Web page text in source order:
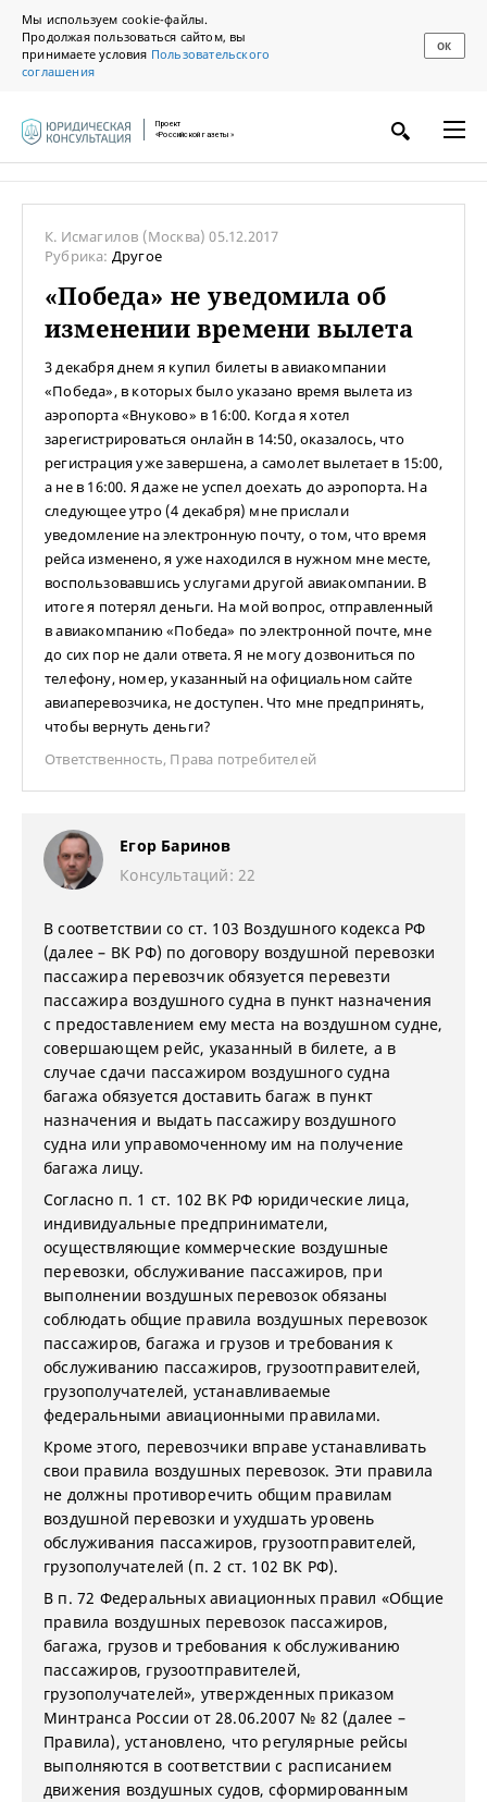
Мы используем cookie-файлы.
Продолжая пользоваться сайтом, вы
принимаете условия Пользовательского
соглашения
ОК
Проект
«Российской газеты»
К. Исмагилов (Москва)05.12.2017
Рубрика: Другое
«Победа» не уведомила об
изменении времени вылета
3 декабря днем я купил билеты в авиакомпании
«Победа», в которых было указано время вылета из
аэропорта «Внуково» в 16:00. Когда я хотел
зарегистрироваться онлайн в 14:50, оказалось, что
регистрация уже завершена, а самолет вылетает в 15:00,
а не в 16:00. Я даже не успел доехать до аэропорта. На
следующее утро (4 декабря) мне прислали
уведомление на электронную почту, о том, что время
рейса изменено, я уже находился в нужном мне месте,
воспользовавшись услугами другой авиакомпании. В
итоге я потерял деньги. На мой вопрос, отправленный
в авиакомпанию «Победа» по электронной почте, мне
до сих пор не дали ответа. Я не могу дозвониться по
телефону, номер, указанный на официальном сайте
авиаперевозчика, не доступен. Что мне предпринять,
чтобы вернуть деньги?
Ответственность, Права потребителей
Егор Баринов
Консультаций: 22
В соответствии со ст. 103 Воздушного кодекса РФ
(далее – ВК РФ) по договору воздушной перевозки
пассажира перевозчик обязуется перевезти
пассажира воздушного судна в пункт назначения
с предоставлением ему места на воздушном судне,
совершающем рейс, указанный в билете, а в
случае сдачи пассажиром воздушного судна
багажа обязуется доставить багаж в пункт
назначения и выдать пассажиру воздушного
судна или управомоченному им на получение
багажа лицу.
Согласно п. 1 ст. 102 ВК РФ юридические лица,
индивидуальные предприниматели,
осуществляющие коммерческие воздушные
перевозки, обслуживание пассажиров, при
выполнении воздушных перевозок обязаны
соблюдать общие правила воздушных перевозок
пассажиров, багажа и грузов и требования к
обслуживанию пассажиров, грузоотправителей,
грузополучателей, устанавливаемые
федеральными авиационными правилами.
Кроме этого, перевозчики вправе устанавливать
свои правила воздушных перевозок. Эти правила
не должны противоречить общим правилам
воздушной перевозки и ухудшать уровень
обслуживания пассажиров, грузоотправителей,
грузополучателей (п. 2 ст. 102 ВК РФ).
В п. 72 Федеральных авиационных правил «Общие
правила воздушных перевозок пассажиров,
багажа, грузов и требования к обслуживанию
пассажиров, грузоотправителей,
грузополучателей», утвержденных приказом
Минтранса России от 28.06.2007 № 82 (далее –
Правила), установлено, что регулярные рейсы
выполняются в соответствии с расписанием
движения воздушных судов, сформированным